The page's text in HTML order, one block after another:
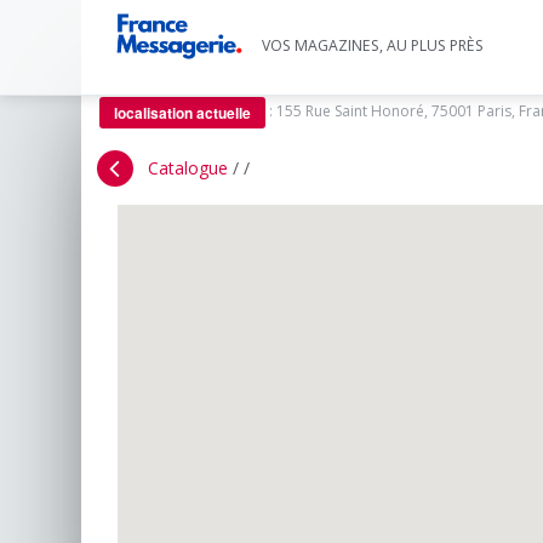
VOS MAGAZINES, AU PLUS PRÈS
localisation actuelle : 155 Rue Saint Honoré, 75001 Paris,
Catalogue / /